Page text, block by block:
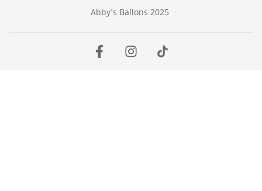
Abby´s Ballons 2025